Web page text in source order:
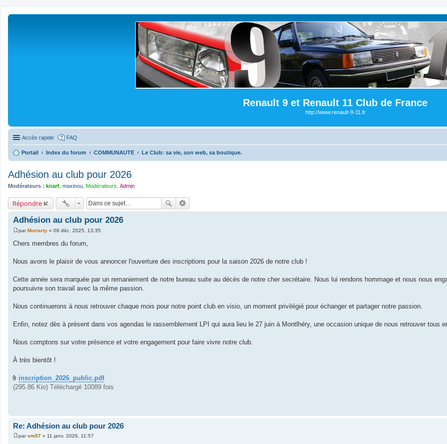
Renault 9 et Renault 11 Club de France
http://www.renault-9-11.fr
Accès rapide FAQ
Portail Index du forum COMMUNAUTE Le Club: sa vie, son web, sa boutique.
Adhésion au club pour 2026
Modérateurs : knarf maxinou Modérateurs Admin
Répondre
Adhésion au club pour 2026
M
s
g
parMoriarty » 09 déc. 2025, 13:35
Chers membres du forum,
Nous avons le plaisir de vous annoncer l'ouverture des inscriptions pour la saison 2026 de notre club !
Cette année sera marquée par un remaniement de notre bureau suite au décès de notre cher secrétaire. Nous lui rendons hommage et nous nous
poursuivre son travail avec la même passion.
Nous continuerons à nous retrouver chaque mois pour notre point club en visio, un moment privilégié pour échanger et partager notre passion.
Enfin, notez dès à présent dans vos agendas le rassemblement LPI qui aura lieu le 27 juin à Montlhéry, une occasion unique de nous retrouver tous
Nous comptons sur votre présence et votre engagement pour faire vivre notre club.
À très bientôt !
inscription_2026_public.pdf
(295.86 Kio) Téléchargé 10089 fois
Re: Adhésion au club pour 2026
M
parvm57 » 11 janv. 2026, 11:57